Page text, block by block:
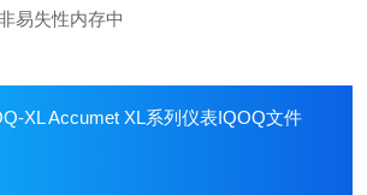
易失性内存中
XL Accumet XL系列仪表IQOQ文件